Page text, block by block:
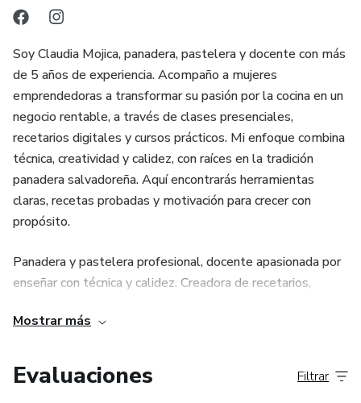
Soy Claudia Mojica, panadera, pastelera y docente con más
de 5 años de experiencia. Acompaño a mujeres
emprendedoras a transformar su pasión por la cocina en un
negocio rentable, a través de clases presenciales,
recetarios digitales y cursos prácticos. Mi enfoque combina
técnica, creatividad y calidez, con raíces en la tradición
panadera salvadoreña. Aquí encontrarás herramientas
claras, recetas probadas y motivación para crecer con
propósito.
Panadera y pastelera profesional, docente apasionada por
enseñar con técnica y calidez. Creadora de recetarios,
Te acompaño a dominar la pastelería desde cero,
¡Te veo en clases!
Mostrar más
Evaluaciones Filtrar